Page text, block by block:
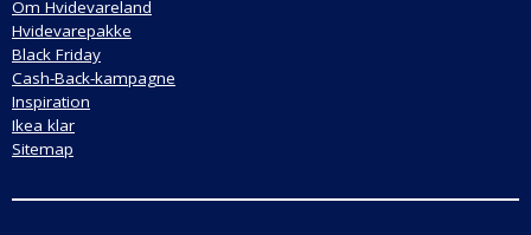
Om Hvidevareland
Hvidevarepakke
Black Friday
Cash-Back-kampagne
Inspiration
Ikea klar
Sitemap